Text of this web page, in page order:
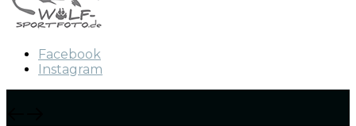
Facebook
Instagram